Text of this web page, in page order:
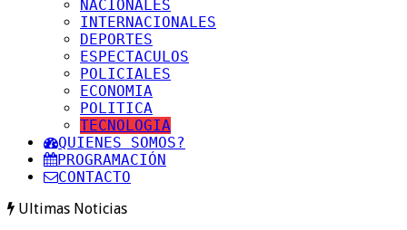
NACIONALES
INTERNACIONALES
DEPORTES
ESPECTACULOS
POLICIALES
ECONOMIA
POLITICA
TECNOLOGIA
QUIENES SOMOS?
PROGRAMACIÓN
CONTACTO
Ultimas Noticias